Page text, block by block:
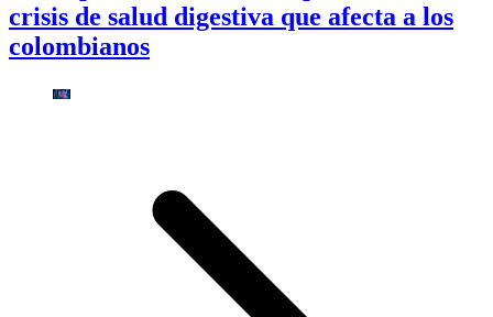
crisis de salud digestiva que afecta a los
colombianos